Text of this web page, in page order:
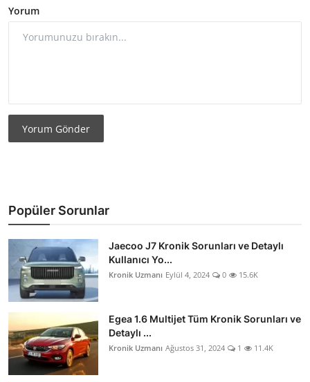
Yorum
Yorum Gönder
Popüler Sorunlar
Jaecoo J7 Kronik Sorunları ve Detaylı
Kullanıcı Yo...
Kronik Uzmanı Eylül 4, 2024 0 15.6K
Egea 1.6 Multijet Tüm Kronik Sorunları ve
Detaylı ...
Kronik Uzmanı Ağustos 31, 2024 1 11.4K